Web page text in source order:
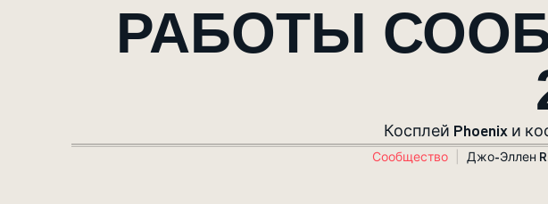
РАБОТЫ
Косплей Phoenix и
Сообщество Джо-Эллен